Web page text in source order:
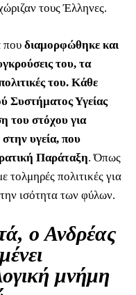
τους Έλληνες.
που διαμορφώθηκε και
του, τα
του. Κάθε
Συστήματος Υγείας
του στόχου για
υγεία, που
Παράταξη. Όπως
τολμηρές πολιτικές για
ισότητα των φύλων.
ο Ανδρέας
μνήμη